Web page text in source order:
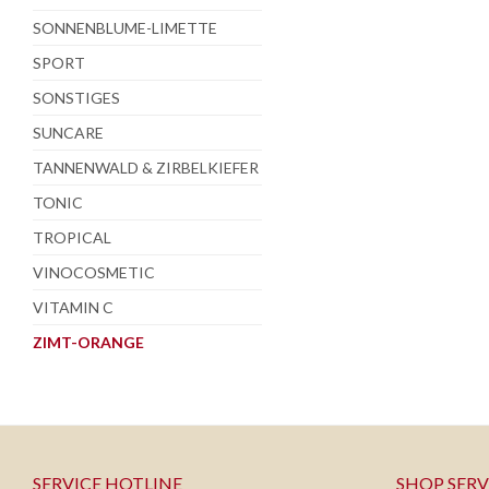
SONNENBLUME-LIMETTE
SPORT
SONSTIGES
SUNCARE
TANNENWALD & ZIRBELKIEFER
TONIC
TROPICAL
VINOCOSMETIC
VITAMIN C
ZIMT-ORANGE
SERVICE HOTLINE SHOP